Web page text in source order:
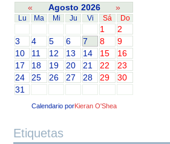
« Agosto 2026 »
Lu Ma Mi Ju Vi Sá Do
1
2
3
4 5 6 7 8
9
10
11 12 13 14 15
16
17
18 19 20 21 22
23
24
25 26 27 28 29
30
31
Calendario porKieran O'Shea
Etiquetas